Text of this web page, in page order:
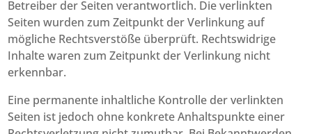
Betreiber der Seiten verantwortlich. Die verlinkten
Seiten wurden zum Zeitpunkt der Verlinkung auf
mögliche Rechtsverstöße überprüft. Rechtswidrige
Inhalte waren zum Zeitpunkt der Verlinkung nicht
erkennbar.
Eine permanente inhaltliche Kontrolle der verlinkten
Seiten ist jedoch ohne konkrete Anhaltspunkte einer